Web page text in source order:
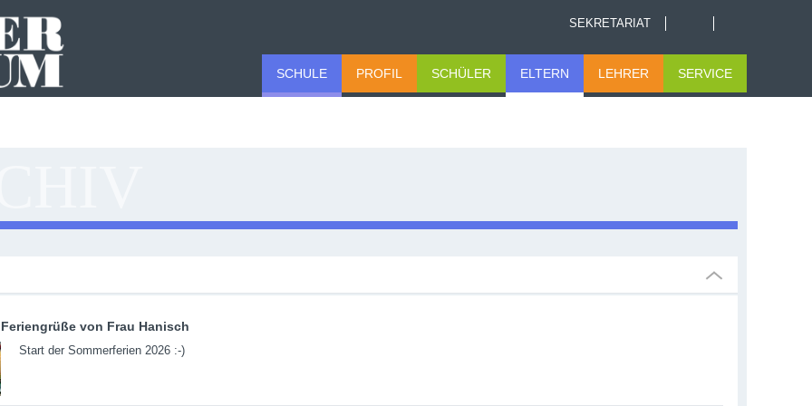
SEKRETARIAT
SCHULE PROFIL SCHÜLER ELTERN LEHRER SERVICE
Feriengrüße von Frau Hanisch
Start der Sommerferien 2026 :-)